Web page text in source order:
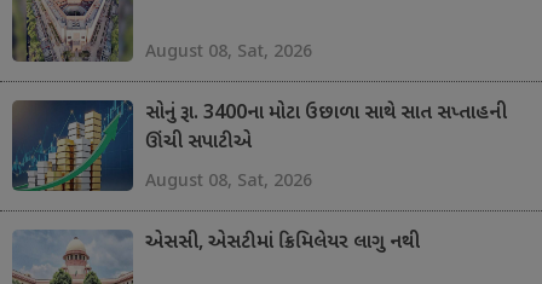
August 08, Sat, 2026
સોનું રૂા. 3400ના મોટા ઉછાળા સાથે સાત સપ્તાહની
ઊંચી સપાટીએ
August 08, Sat, 2026
એસસી, એસટીમાં ક્રિમિલેયર લાગુ નથી